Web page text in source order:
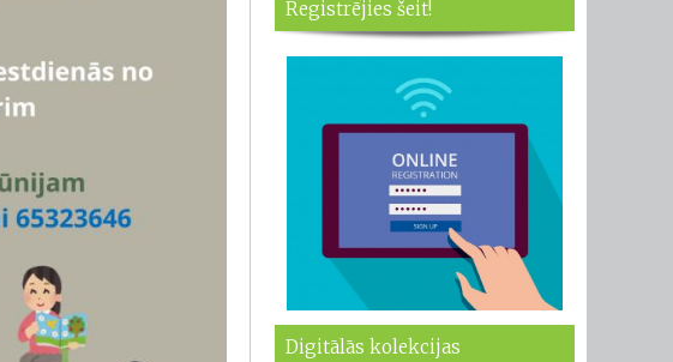
Registrējies šeit!
Digitālās kolekcijas